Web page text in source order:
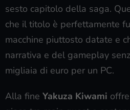
sesto capitolo della saga.
che il titolo è perfettamente
macchine piuttosto datate e
narrativa e del gameplay
migliaia di euro per un PC.
Alla fine Yakuza Kiwami